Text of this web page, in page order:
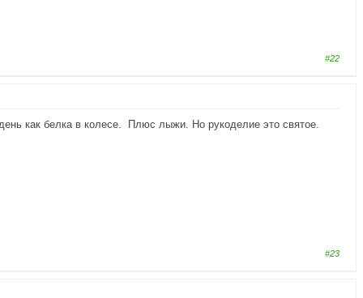
#22
как белка в колесе. Плюс лыжи. Но рукоделие это святое.
#23